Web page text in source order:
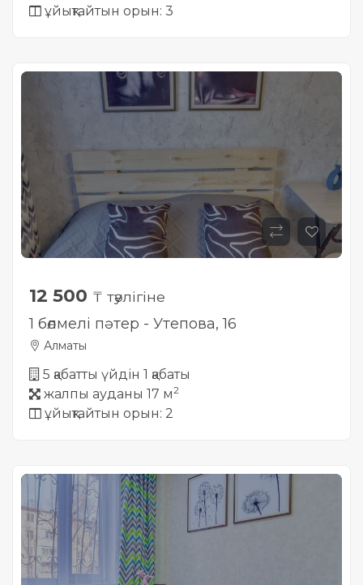
ұйықтайтын орын: 3
12 500 ₸ тәулігіне
1 бөлмелі пәтер - Утепова, 16
Алматы
5 қабатты үйдін 1 қабаты
жалпы ауданы 17 м2
ұйықтайтын орын: 2